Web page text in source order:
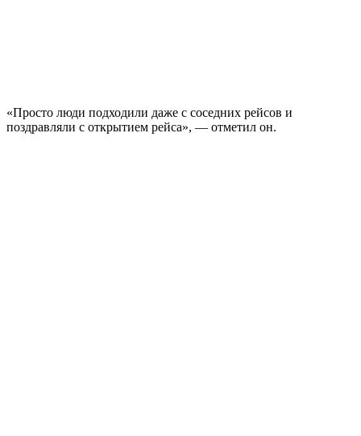
«Просто люди подходили даже с соседних рейсов и
поздравляли с открытием рейса», — отметил он.